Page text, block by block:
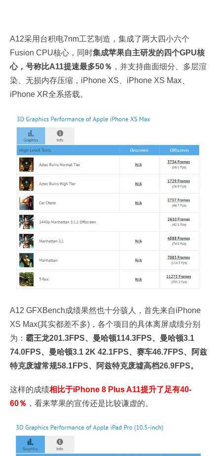
A12采用台积电7nm工艺制造，集成了两大四小六个
Fusion CPU核心，同时集成苹果自主研发的四个GPU核
心，号称比A11提速最多50％ ，并支持曲面细分、多层渲
染、无损内存压缩，iPhone XS、iPhone XS Max、
iPhone XR全系搭载。
A12 GFXBench成绩果然也十分骇人，首先来自iPhone
XS Max(其实都差不多)，各个项目的具体离屏成绩分别
为： 霸王龙201.3FPS、曼哈顿114.3FPS、曼哈顿3.1
74.0FPS、曼哈顿3.1 2K 42.1FPS、赛车46.7FPS、阿兹
特克废墟常规58.1FPS、阿兹特克废墟高档26.9FPS。
这样的成绩相比于iPhone 8 Plus A11提升了足有40-
60％ ，看来苹果的宣传还是比较谦虚的。